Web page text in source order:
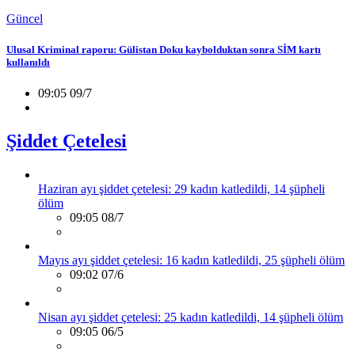
Güncel
Ulusal Kriminal raporu: Gülistan Doku kaybolduktan sonra SİM kartı
kullanıldı
09:05 09/7
Şiddet Çetelesi
Haziran ayı şiddet çetelesi: 29 kadın katledildi, 14 şüpheli
ölüm
09:05 08/7
Mayıs ayı şiddet çetelesi: 16 kadın katledildi, 25 şüpheli ölüm
09:02 07/6
Nisan ayı şiddet çetelesi: 25 kadın katledildi, 14 şüpheli ölüm
09:05 06/5